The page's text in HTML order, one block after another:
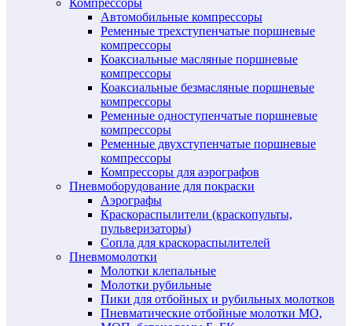
Автомобильные компрессоры
Ременные трехступенчатые поршневые
компрессоры
Коаксиальные масляные поршневые
компрессоры
Коаксиальные безмасляные поршневые
компрессоры
Ременные одноступенчатые поршневые
компрессоры
Ременные двухступенчатые поршневые
компрессоры
Компрессоры для аэрографов
Пневмоборудование для покраски
Аэрографы
Краскораспылители (краскопульты,
пульверизаторы)
Сопла для краскораспылителей
Пневмомолотки
Молотки клепальные
Молотки рубильные
Пики для отбойных и рубильных молотков
Пневматические отбойные молотки МО,